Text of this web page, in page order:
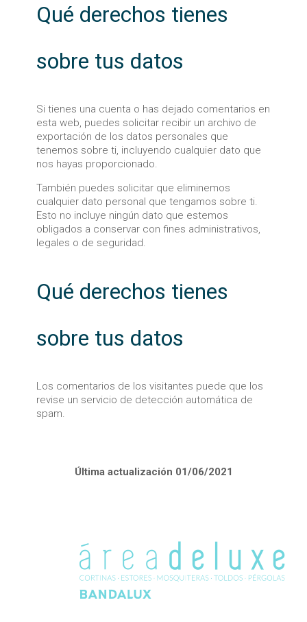
Qué derechos tienes
sobre tus datos
Si tienes una cuenta o has dejado comentarios en
esta web, puedes solicitar recibir un archivo de
exportación de los datos personales que
tenemos sobre ti, incluyendo cualquier dato que
nos hayas proporcionado.
También puedes solicitar que eliminemos
cualquier dato personal que tengamos sobre ti.
Esto no incluye ningún dato que estemos
obligados a conservar con fines administrativos,
legales o de seguridad.
Qué derechos tienes
sobre tus datos
Los comentarios de los visitantes puede que los
revise un servicio de detección automática de
spam.
Última actualización 01/06/2021